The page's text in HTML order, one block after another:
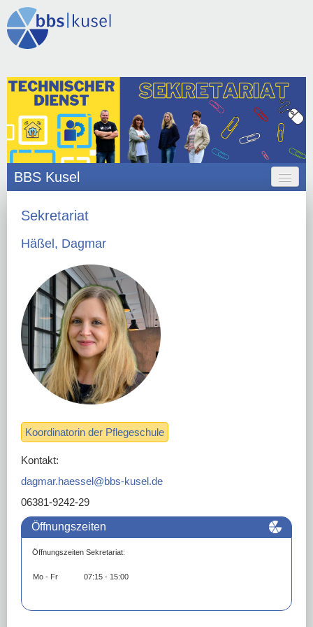
BBS Kusel
SCHULLEBEN
DOWNLOADS
LINKS
Sekretariat
Häßel, Dagmar
Koordinatorin der Pflegeschule
Kontakt:
dagmar.haessel@bbs-kusel.de
06381-9242-29
Öffnungszeiten
Öffnungszeiten Sekretariat:
Mo - Fr 07:15 - 15:00